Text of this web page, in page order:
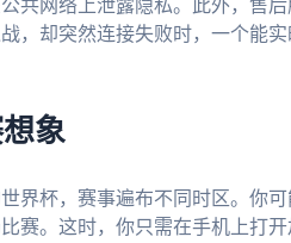
共网络上泄露隐私。此外，售后
，却突然连接失败时，一个能实
象
界杯，赛事遍布不同时区。你可
赛。这时，你只需在手机上打开